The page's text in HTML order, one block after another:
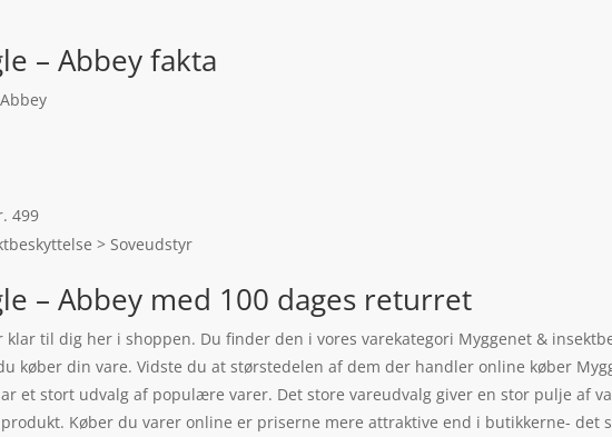
– Abbey fakta
499
> Soveudstyr
– Abbey med 100 dages returret
klar til dig her i shoppen. Du finder den i vores varekategori Myggenet &
køber din vare. Vidste du at størstedelen af dem der handler online køber
et stort udvalg af populære varer. Det store vareudvalg giver en stor pulje af
Køber du varer online er priserne mere attraktive end i butikkerne- det